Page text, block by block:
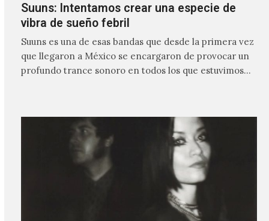
Suuns: Intentamos crear una especie de
vibra de sueño febril
Suuns es una de esas bandas que desde la primera vez
que llegaron a México se encargaron de provocar un
profundo trance sonoro en todos los que estuvimos